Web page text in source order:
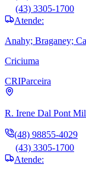
(43) 3305-1700
Atende:
Anahy; Braganey;
Criciuma
CRIParceira
R. Irene Dal Pont
(48) 98855-4029
(43) 3305-1700
Atende: